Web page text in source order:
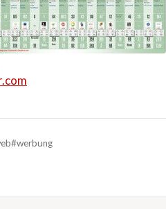
#werbung